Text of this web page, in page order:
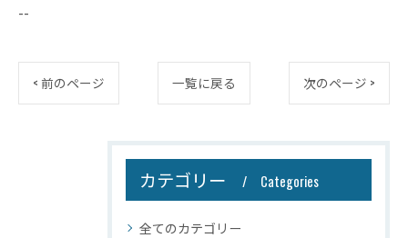
--
< 前のページ 一覧に戻る 次のページ >
カテゴリー Categories
全てのカテゴリー